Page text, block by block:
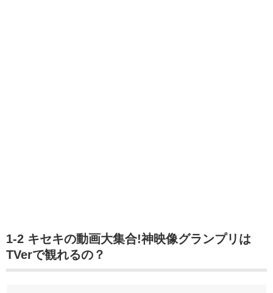
1-2 キセキの動画大集合!神映像グランプリは
TVerで観れるの？